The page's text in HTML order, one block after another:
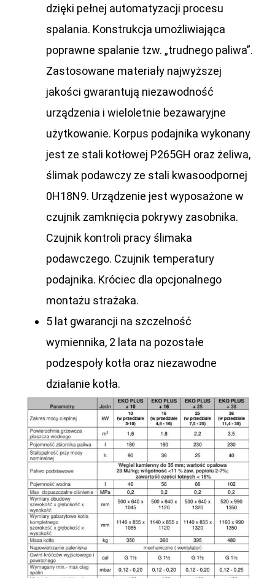
dzięki pełnej automatyzacji procesu
spalania. Konstrukcja umożliwiająca
poprawne spalanie tzw. „trudnego paliwa”.
Zastosowane materiały najwyższej
jakości gwarantują niezawodność
urządzenia i wieloletnie bezawaryjne
użytkowanie. Korpus podajnika wykonany
jest ze stali kotłowej P265GH oraz żeliwa,
ślimak podawczy ze stali kwasoodpornej
0H18N9. Urządzenie jest wyposażone w
czujnik zamknięcia pokrywy zasobnika.
Czujnik kontroli pracy ślimaka
podawczego. Czujnik temperatury
podajnika. Króciec dla opcjonalnego
montażu strażaka.
5 lat gwarancji na szczelność
wymiennika, 2 lata na pozostałe
podzespoły kotła oraz niezawodne
działanie kotła.